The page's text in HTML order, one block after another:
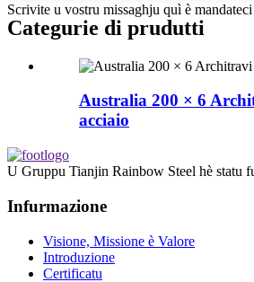
Scrivite u vostru missaghju quì è
Categurie di prudutti
Australia 200 × 6
acciaio
U Gruppu Tianjin Rainbow Steel hè statu
Infurmazione
Visione, Missione è Valore
Introduzione
Certificatu